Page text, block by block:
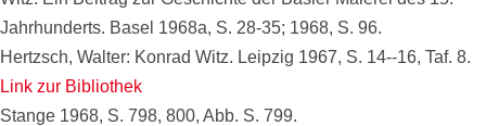
Jahrhunderts. Basel 1968a, S. 28-35; 1968, S. 96.
Hertzsch, Walter: Konrad Witz. Leipzig 1967, S. 14--16, Taf. 8.
Link zur Bibliothek
Stange 1968, S. 798, 800, Abb. S. 799.